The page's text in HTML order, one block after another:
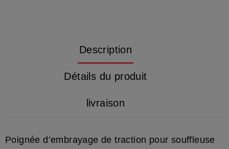
Description
Détails du produit
livraison
Poignée d’embrayage de traction pour souffleuse